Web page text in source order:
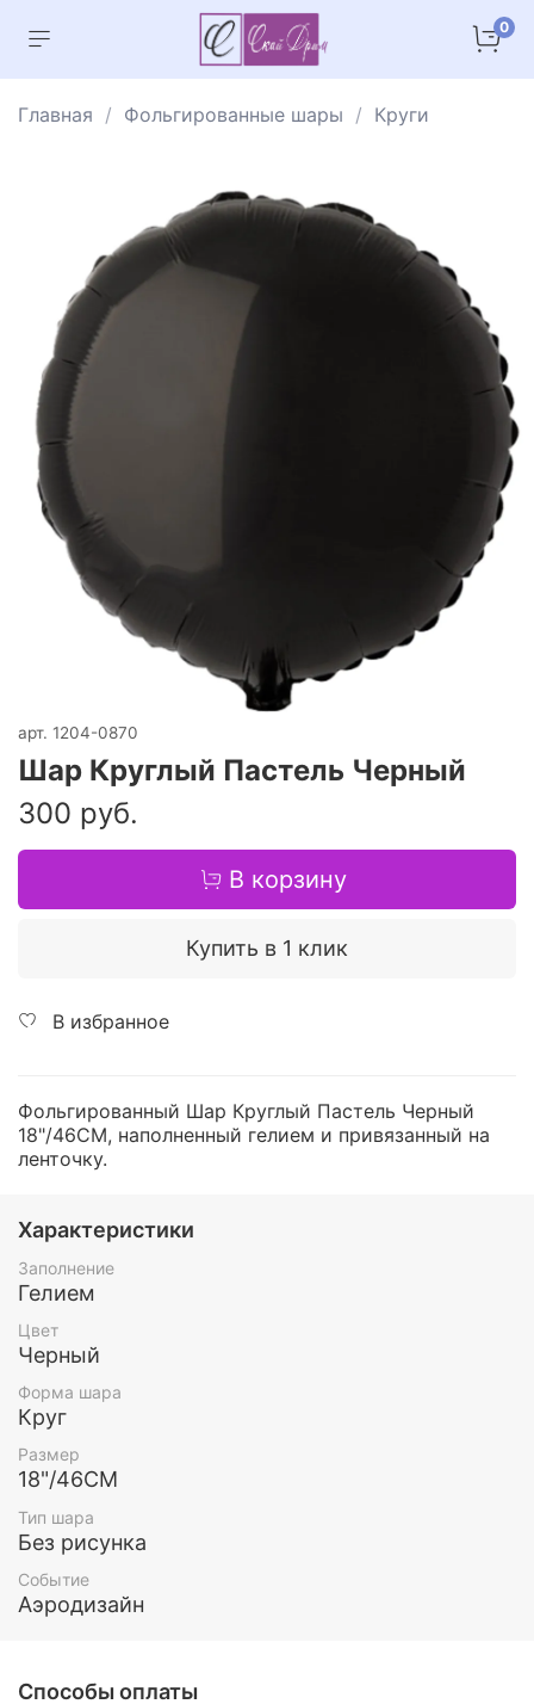
0
Главная Фольгированные шары Круги
арт. 1204-0870
Шар Круглый Пастель Черный
300 руб.
В корзину
Купить в 1 клик
В избранное
Фольгированный Шар Круглый Пастель Черный
18"/46СМ, наполненный гелием и привязанный на
ленточку.
Характеристики
Заполнение
Гелием
Цвет
Черный
Форма шара
Круг
Размер
18"/46СМ
Тип шара
Без рисунка
Событие
Аэродизайн
Способы оплаты